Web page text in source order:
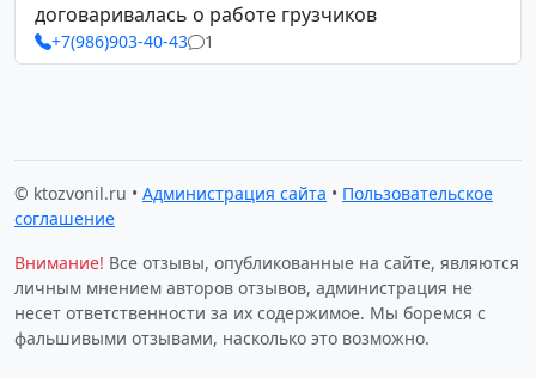
договаривалась о работе грузчиков
+7(986)903-40-43 1
© ktozvonil.ru • Администрация сайта • Пользовательское
соглашение
Внимание! Все отзывы, опубликованные на сайте, являются
личным мнением авторов отзывов, администрация не
несет ответственности за их содержимое. Мы боремся с
фальшивыми отзывами, насколько это возможно.